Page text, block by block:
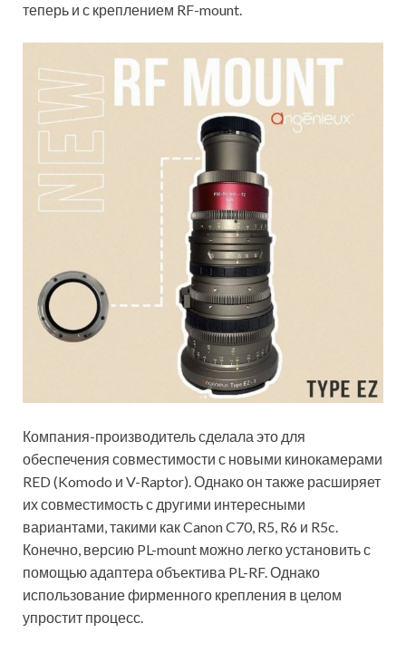
теперь и с креплением RF-mount.
Компания-производитель сделала это для
обеспечения совместимости с новыми кинокамерами
RED (Komodo и V-Raptor). Однако он также расширяет
их совместимость с другими интересными
вариантами, такими как Canon C70, R5, R6 и R5c.
Конечно, версию PL-mount можно легко установить с
помощью адаптера объектива PL-RF. Однако
использование фирменного крепления в целом
упростит процесс.